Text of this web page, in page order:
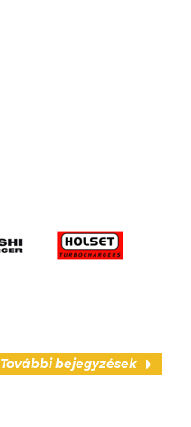
További bejegyzések